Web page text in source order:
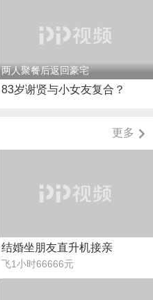
两人聚餐后返回豪宅
83岁谢贤与小女友复合？
更多
结婚坐朋友直升机接亲
飞1小时66666元